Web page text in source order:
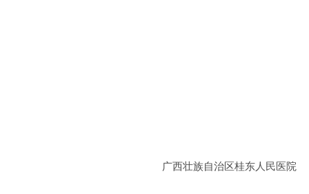
广西壮族自治区桂东人民医院